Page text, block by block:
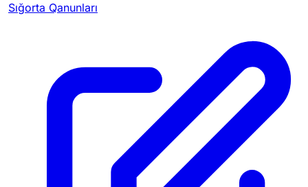
Sığorta Qanunları